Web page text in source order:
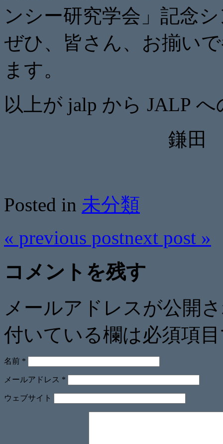
ンシー研究学会」記念
ぜひ、皆さん、 お揃い
ます。
以上が jalp から JALP
鎌田
Posted in 未分類
« previous postnext post »
コメントを残す
メールアドレスが公開
付いている欄は必須項
名前 *
メールアドレス *
ウェブサイト